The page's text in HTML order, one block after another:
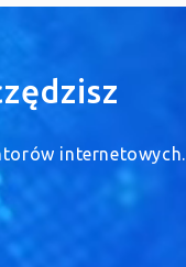
internetowych.